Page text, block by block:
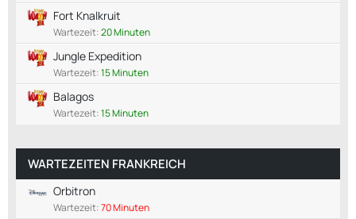
Fort Knalkruit
Wartezeit:20 Minuten
Jungle Expedition
Wartezeit:15 Minuten
Balagos
Wartezeit:15 Minuten
WARTEZEITEN FRANKREICH
Orbitron
Wartezeit:70 Minuten